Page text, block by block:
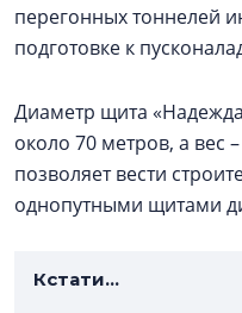
перегонных тоннелей
подготовке к
Диаметр щита
около 70 метров, а вес
позволяет вести
однопутными щитами
Кстати...